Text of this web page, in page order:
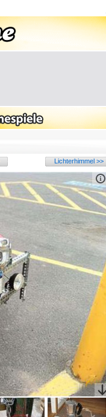
Lichterhimmel >>